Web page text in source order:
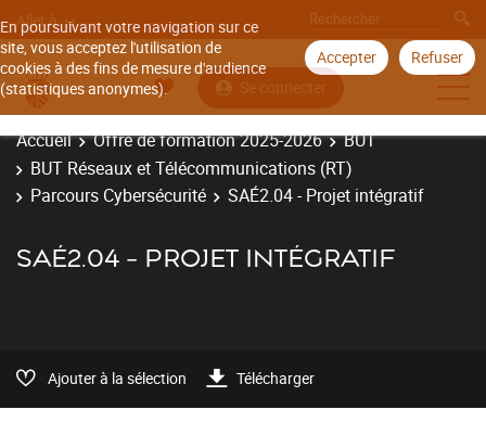
En poursuivant votre navigation sur ce
site, vous acceptez l'utilisation de
cookies à des fins de mesure d'audience
(statistiques anonymes).
Accepter Refuser
Aller à
Se connecter
Accueil Offre de formation 2025-2026
BUT
BUT Réseaux et Télécommunications (RT)
Parcours Cybersécurité
SAÉ2.04 - Projet intégratif
SAÉ2.04 - PROJET INTÉGRATIF
Ajouter à la sélection Télécharger